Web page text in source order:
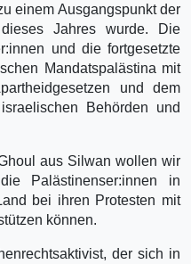
einem Ausgangspunkt der
Jahres wurde. Die
und die fortgesetzte
Mandatspalästina mit
und dem
Behörden und
aus Silwan wollen wir
Palästinenser:innen in
bei ihren Protesten mit
können.
der sich in